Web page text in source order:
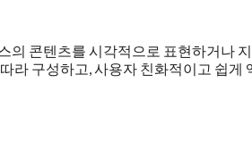
의 콘텐츠를 시각적으로 표현하거나
라 구성하고, 사용자 친화적이고 쉽게